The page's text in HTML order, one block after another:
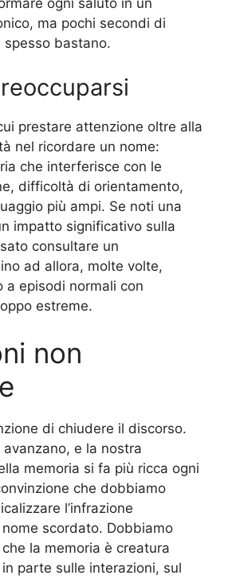
ogni saluto in un
ma pochi secondi di
bastano.
prestare attenzione oltre alla
nel ricordare un nome:
che interferisce con le
difficoltà di orientamento,
più ampi. Se noti una
impatto significativo sulla
consultare un
ad allora, molte volte,
a episodi normali con
estreme.
non
di chiudere il discorso.
e la nostra
memoria si fa più ricca ogni
che dobbiamo
l’infrazione
scordato. Dobbiamo
la memoria è creatura
parte sulle interazioni, sul